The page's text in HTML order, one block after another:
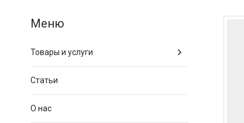
Товары и услуги
Статьи
О нас